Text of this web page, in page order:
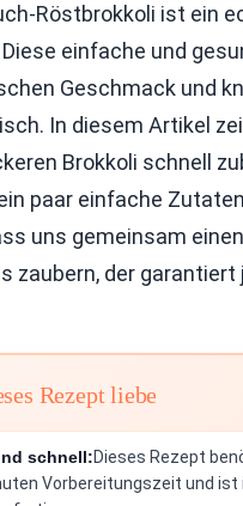
Röstbrokkoli ist ein
einfache und
Geschmack und
In diesem Artikel
Brokkoli schnell
paar einfache
uns gemeinsam einen
zaubern, der garantiert
Rezept liebe
schnell:Dieses Rezept
Vorbereitungszeit und ist